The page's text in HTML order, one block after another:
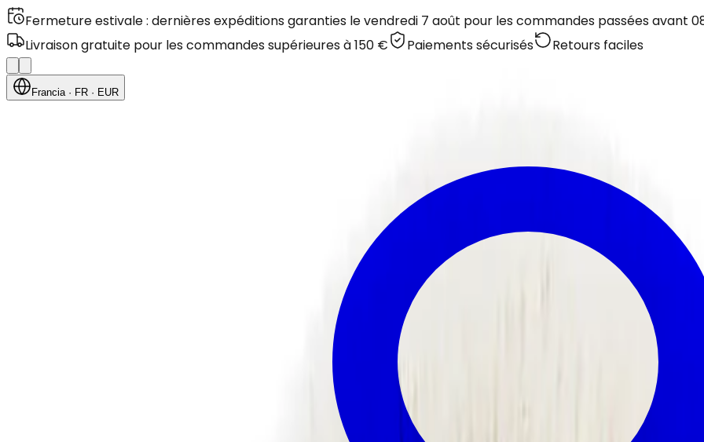
Fermeture estivale : dernières expéditions garanties le vendredi 7 août pour les commandes passées avant
Livraison gratuite pour les commandes supérieures à 150 €
Paiements sécurisés Retours faciles
Francia· FR · EUR